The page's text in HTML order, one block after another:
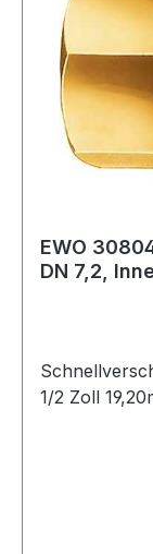
EWO
DN 7,2,
1/2 Zoll